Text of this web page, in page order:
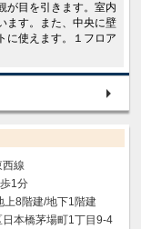
が目を引きます。室内
ます。また、中央に壁
に使えます。１フロア
線
1分
上8階建/地下1階建
本橋茅場町1丁目9-4